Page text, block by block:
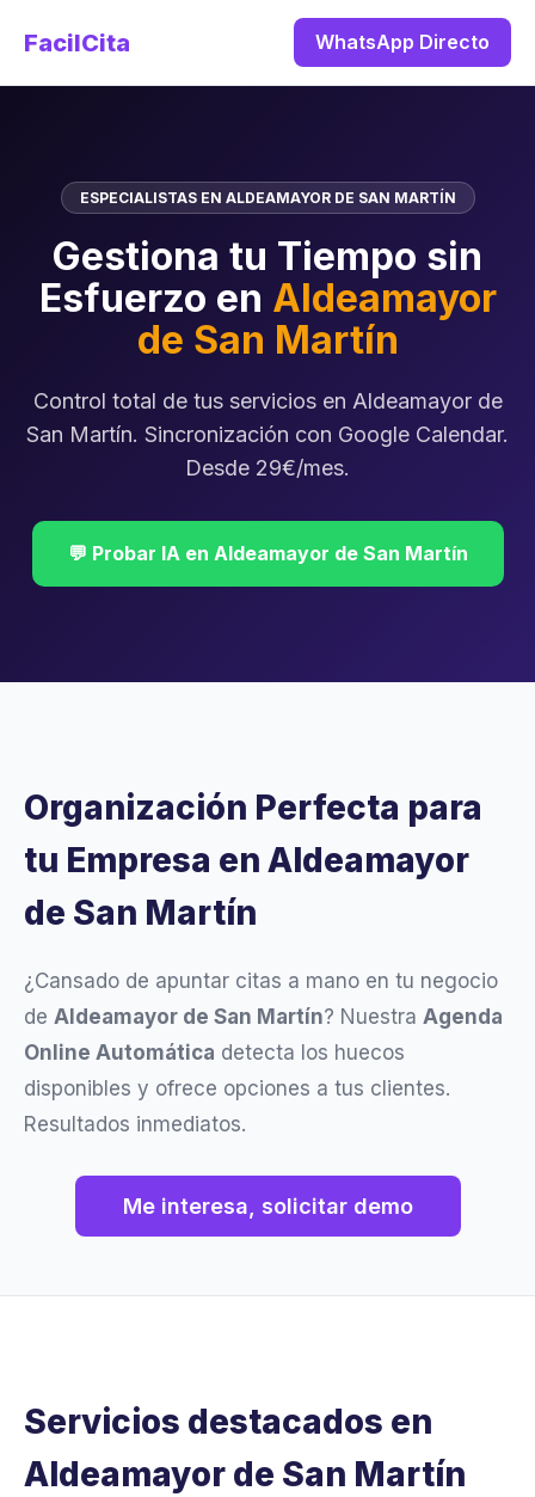
FacilCita WhatsApp Directo
ESPECIALISTAS EN ALDEAMAYOR DE SAN MARTÍN
Gestiona tu Tiempo sin
Esfuerzo en Aldeamayor
de San Martín
Control total de tus servicios en Aldeamayor de
San Martín. Sincronización con Google Calendar.
Desde 29€/mes.
💬 Probar IA en Aldeamayor de San Martín
Organización Perfecta para
tu Empresa en Aldeamayor
de San Martín
¿Cansado de apuntar citas a mano en tu negocio
de Aldeamayor de San Martín? Nuestra Agenda
Online Automática detecta los huecos
disponibles y ofrece opciones a tus clientes.
Resultados inmediatos.
Me interesa, solicitar demo
Servicios destacados en
Aldeamayor de San Martín